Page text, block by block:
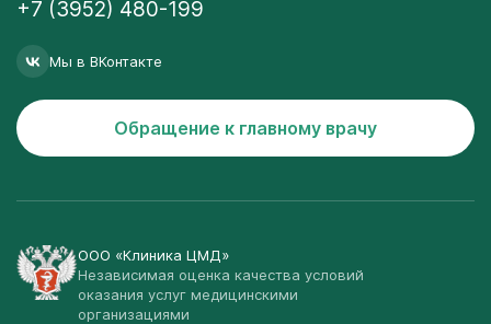
+7 (3952) 480-199
Мы в ВКонтакте
Обращение к главному врачу
ООО «Клиника ЦМД»
Независимая оценка качества условий
оказания услуг медицинскими
организациями